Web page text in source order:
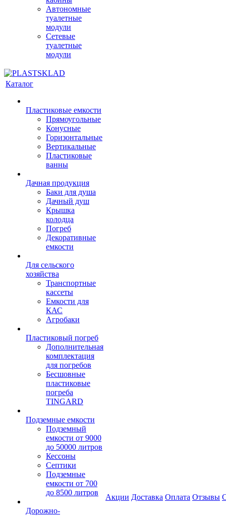
Автономные
туалетные
модули
Сетевые
туалетные
модули
Каталог
Пластиковые емкости
Прямоугольные
Конусные
Горизонтальные
Вертикальные
Пластиковые
ванны
Дачная продукция
Баки для душа
Дачный душ
Крышка
колодца
Погреб
Декоративные
емкости
Для сельского
хозяйства
Транспортные
кассеты
Емкости для
КАС
Агробаки
Пластиковый погреб
Дополнительная
комплектация
для погребов
Бесшовные
пластиковые
погреба
TINGARD
Подземные емкости
Подземный
емкости от 9000
до 50000 литров
Кессоны
Септики
Подземные
емкости от 700
до 8500 литров
Дорожно-
Акции Доставка Оплата Отзывы